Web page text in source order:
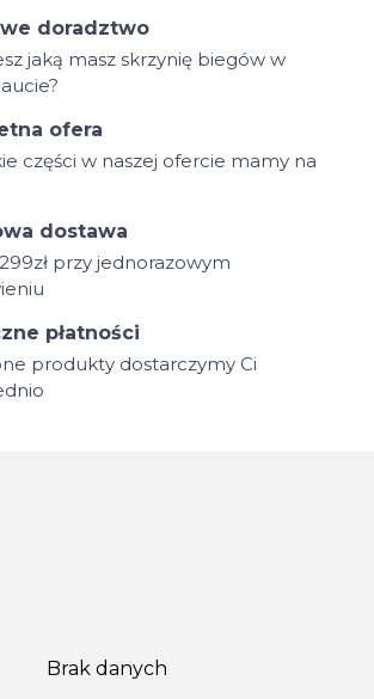
doradztwo
jaką masz skrzynię biegów w
ofera
części w naszej ofercie mamy na
dostawa
przy jednorazowym
płatności
produkty dostarczymy Ci
Brak danych